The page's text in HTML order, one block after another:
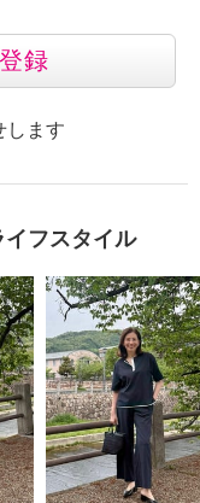
録
します
フスタイル